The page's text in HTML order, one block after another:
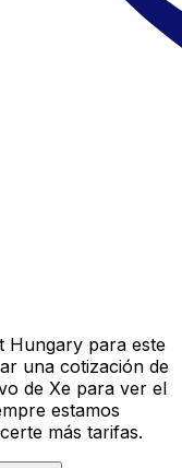
Hungary para este
una cotización de
de Xe para ver el
estamos
más tarifas.